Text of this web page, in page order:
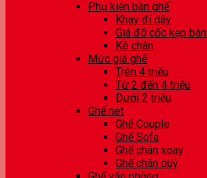
Phụ kiện bàn ghế
Khay đi dây
Giá đỡ cốc kẹp bàn
Kê chân
Mức giá ghế
Trên 4 triệu
Từ 2 đến 4 triệu
Dưới 2 triệu
Ghế net
Ghế Couple
Ghế Sofa
Ghế chân xoay
Ghế chân quỳ